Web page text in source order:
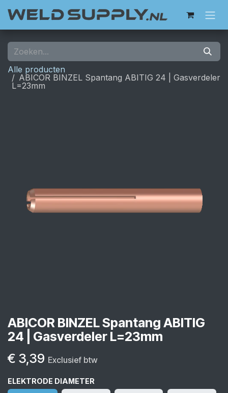
Alle producten
ABICOR BINZEL Spantang ABITIG 24 | Gasverdeler
L=23mm
ABICOR BINZEL Spantang ABITIG
24 | Gasverdeler L=23mm
€ 3,39 Exclusief btw
ELEKTRODE DIAMETER